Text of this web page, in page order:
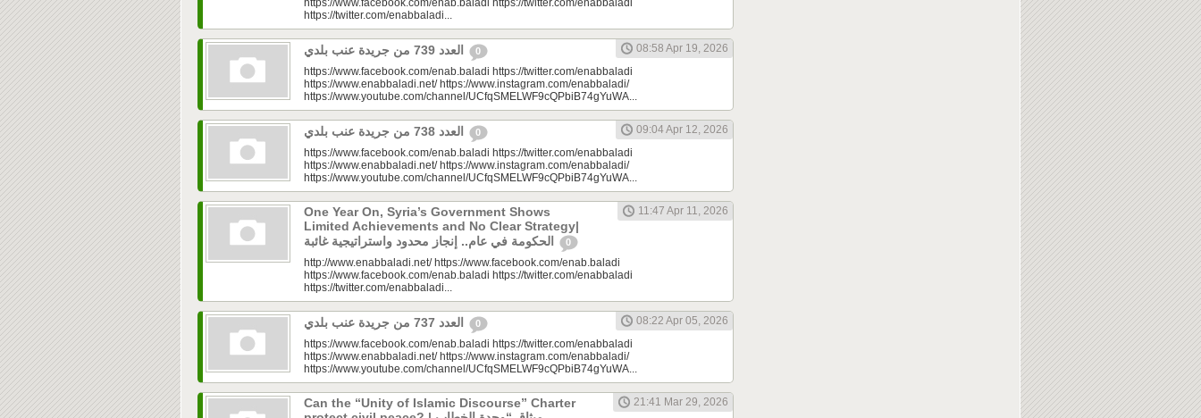
https://www.facebook.com/enab.baladi https://twitter.com/enabbaladi
https://twitter.com/enabbaladi...
0
08:58 Apr 19, 2026
https://www.facebook.com/enab.baladi https://twitter.com/enabbaladi
https://www.enabbaladi.net/ https://www.instagram.com/enabbaladi/
https://www.youtube.com/channel/UCfqSMELWF9cQPbiB74gYuWA...
0
09:04 Apr 12, 2026
https://www.facebook.com/enab.baladi https://twitter.com/enabbaladi
https://www.enabbaladi.net/ https://www.instagram.com/enabbaladi/
https://www.youtube.com/channel/UCfqSMELWF9cQPbiB74gYuWA...
One Year On, Syria’s Government Shows
Limited Achievements and No Clear Strategy|
0
11:47 Apr 11, 2026
http://www.enabbaladi.net/ https://www.facebook.com/enab.baladi
https://www.facebook.com/enab.baladi https://twitter.com/enabbaladi
https://twitter.com/enabbaladi...
0
08:22 Apr 05, 2026
https://www.facebook.com/enab.baladi https://twitter.com/enabbaladi
https://www.enabbaladi.net/ https://www.instagram.com/enabbaladi/
https://www.youtube.com/channel/UCfqSMELWF9cQPbiB74gYuWA...
Can the “Unity of Islamic Discourse” Charter
21:41 Mar 29, 2026